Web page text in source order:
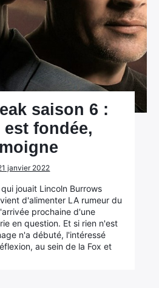
saison 6 :
est fondée,
janvier 2022
jouait Lincoln Burrows
d'alimenter LA rumeur du
prochaine d'une
en question. Et si rien n'est
n'a débuté, l'intéressé
au sein de la Fox et